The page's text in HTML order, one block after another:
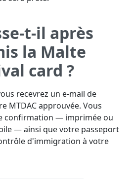
t-il après
la Malte
card ?
recevrez un e-mail de
MTDAC approuvée. Vous
confirmation — imprimée ou
— ainsi que votre passeport
d'immigration à votre